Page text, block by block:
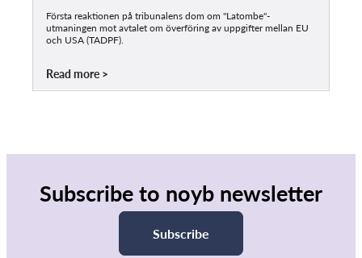
Första reaktionen på tribunalens dom om "Latombe"-
utmaningen mot avtalet om överföring av uppgifter mellan EU
och USA (TADPF).
Read more
Subscribe to noyb newsletter
Subscribe